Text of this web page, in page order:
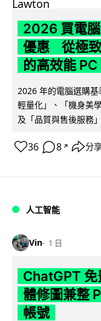
2026 買電
優惠 從極致
的高效能 PC
2026 年的電腦選購
輕量化」、「機身美
及「品質與售後服務
36 8 ↗ 分
人工智能
Vin 1 日
ChatGPT
體修圖兼整
帳號